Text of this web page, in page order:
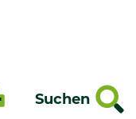
Suchen